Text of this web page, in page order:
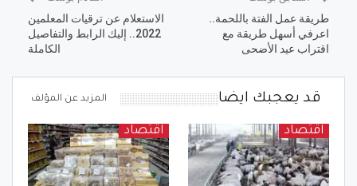
طريقة عمل الفتة باللحمة..
اعرفي أسهل طريقة مع
اقتراب عيد الأضحى
الاستعلام عن ترقيات المعلمين
2022.. إليك الرابط والتفاصيل
الكاملة
قد يعجبك ايضا المزيد عن المؤلف
اقتصاد اقتصاد